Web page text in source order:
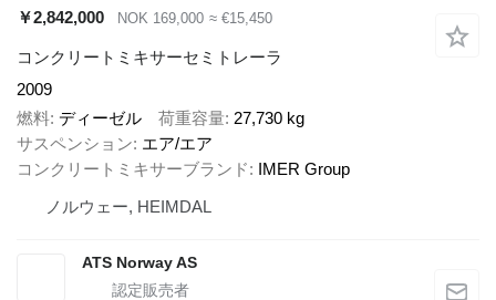
￥2,842,000 NOK 169,000 ≈ €15,450
コンクリートミキサーセミトレーラ
2009
燃料 ディーゼル 荷重容量 27,730 kg
サスペンション エア/エア
コンクリートミキサーブランド
IMER Group
ノルウェー, HEIMDAL
ATS Norway AS